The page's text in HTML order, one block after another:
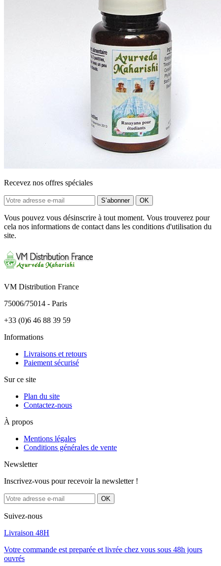
Recevez nos offres spéciales
Vous pouvez vous désinscrire à tout moment. Vous trouverez pour
cela nos informations de contact dans les conditions d'utilisation du
site.
VM Distribution France
75006/75014 - Paris
+33 (0)6 46 88 39 59
Informations
Livraisons et retours
Paiement sécurisé
Sur ce site
Plan du site
Contactez-nous
À propos
Mentions légales
Conditions générales de vente
Newsletter
Inscrivez-vous pour recevoir la newsletter !
Suivez-nous
Livraison 48H
Votre commande est preparée et livrée chez vous sous 48h jours
ouvrés